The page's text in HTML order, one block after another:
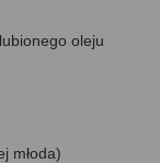
oleju
młoda)